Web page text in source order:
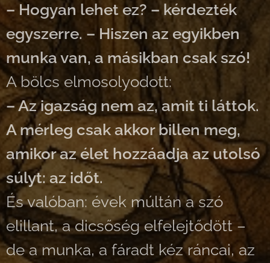
– Hogyan lehet ez? – kérdezték
egyszerre. – Hiszen az egyikben
munka van, a másikban csak szó!
A bölcs elmosolyodott:
– Az igazság nem az, amit ti láttok.
A mérleg csak akkor billen meg,
amikor az élet hozzáadja az utolsó
súlyt: az időt.
És valóban: évek múltán a szó
elillant, a dicsőség elfelejtődött –
de a munka, a fáradt kéz ráncai, az